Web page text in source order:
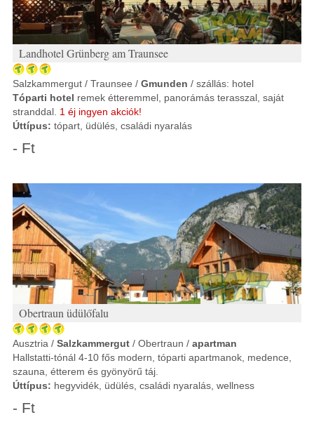
Landhotel Grünberg am Traunsee
Salzkammergut / Traunsee / Gmunden / szállás: hotel
Tóparti hotel remek étteremmel, panorámás terasszal, saját
stranddal. 1 éj ingyen akciók!
Úttípus: tópart, üdülés, családi nyaralás
- Ft
Obertraun üdülőfalu
Ausztria / Salzkammergut / Obertraun / apartman
Hallstatti-tónál 4-10 fős modern, tóparti apartmanok, medence,
szauna, étterem és gyönyörű táj.
Úttípus: hegyvidék, üdülés, családi nyaralás, wellness
- Ft